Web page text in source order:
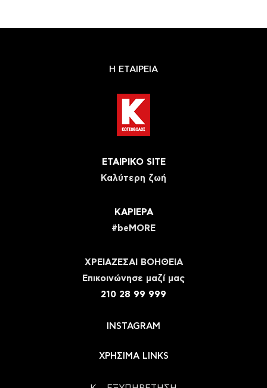
Η ΕΤΑΙΡΕΙΑ
ΕΤΑΙΡΙΚΟ SITE
Καλύτερη ζωή
ΚΑΡΙΕΡΑ
#beMORE
ΧΡΕΙΑΖΕΣΑΙ ΒΟΗΘΕΙΑ
Eπικοινώνησε μαζί μας
210 28 99 999
INSTAGRAM
ΧΡΗΣΙΜΑ LINKS